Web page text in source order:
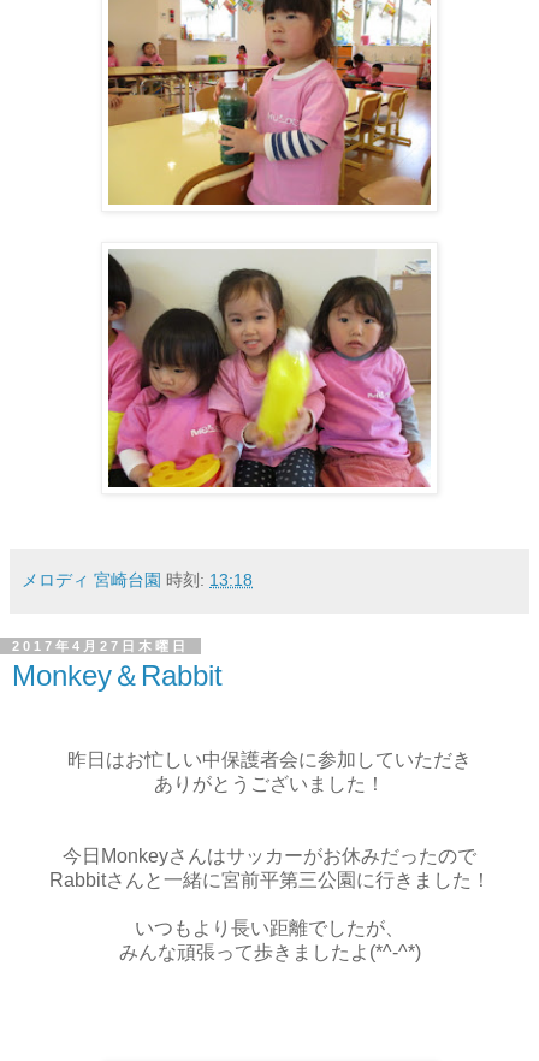
メロディ 宮崎台園 時刻: 13:18
2017年4月27日木曜日
Monkey＆Rabbit
昨日はお忙しい中保護者会に参加していただき
ありがとうございました！
今日Monkeyさんはサッカーがお休みだったので
Rabbitさんと一緒に宮前平第三公園に行きました！
いつもより長い距離でしたが、
みんな頑張って歩きましたよ(*^-^*)